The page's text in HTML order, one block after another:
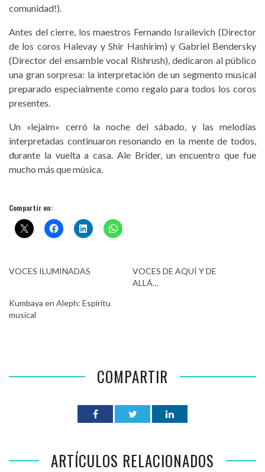
comunidad!).
Antes del cierre, los maestros Fernando Israilevich (Director
de los coros Halevay y Shir Hashirim) y Gabriel Bendersky
(Director del ensamble vocal Rishrush), dedicaron al público
una gran sorpresa: la interpretación de un segmento musical
preparado especialmente como regalo para todos los coros
presentes.
Un «lejaim» cerró la noche del sábado, y las melodías
interpretadas continuaron resonando en la mente de todos,
durante la vuelta a casa. Ale Brider, un encuentro que fue
mucho más que música.
Compartir en:
VOCES ILUMINADAS
VOCES DE AQUÍ Y DE
ALLÁ…
Kumbaya en Aleph: Espíritu
musical
COMPARTIR
ARTÍCULOS RELACIONADOS